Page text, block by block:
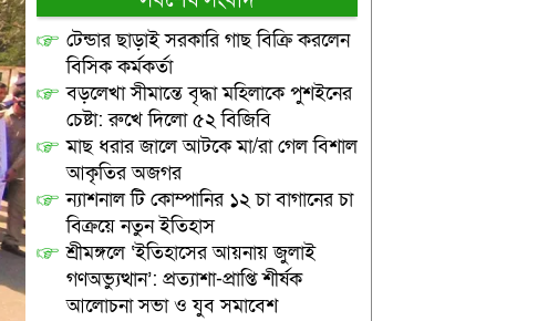
টেন্ডার ছাড়াই সরকারি গাছ বিক্রি করলেন
বিসিক কর্মকর্তা
বড়লেখা সীমান্তে বৃদ্ধা মহিলাকে পুশইনের
চেষ্টা: রুখে দিলো ৫২ বিজিবি
মাছ ধরার জালে আটকে মা/রা গেল বিশাল
আকৃতির অজগর
ন্যাশনাল টি কোম্পানির ১২ চা বাগানের চা
বিক্রয়ে নতুন ইতিহাস
শ্রীমঙ্গলে ‘ইতিহাসের আয়নায় জুলাই
গণঅভ্যুত্থান’: প্রত্যাশা-প্রাপ্তি শীর্ষক
আলোচনা সভা ও যুব সমাবেশ